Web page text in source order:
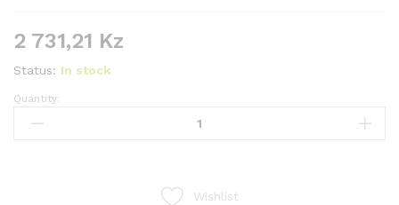
2 731,21 Kz
Status: In stock
PASTAS
Quantity:
Wishlist